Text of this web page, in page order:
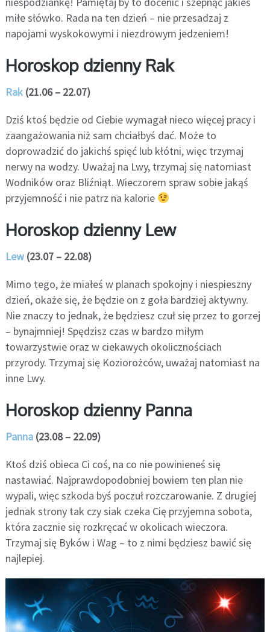
miłe słówko. Rada na ten dzień – nie przesadzaj z
napojami wyskokowymi i niezdrowym jedzeniem!
Horoskop dzienny Rak
Rak(21.06 – 22.07)
Dziś ktoś będzie od Ciebie wymagał nieco więcej pracy i
zaangażowania niż sam chciałbyś dać. Może to
doprowadzić do jakichś spięć lub kłótni, więc trzymaj
nerwy na wodzy. Uważaj na Lwy, trzymaj się natomiast
Wodników oraz Bliźniąt. Wieczorem spraw sobie jakąś
przyjemność i nie patrz na kalorie
Horoskop dzienny Lew
Lew(23.07 – 22.08)
Mimo tego, że miałeś w planach spokojny i niespieszny
dzień, okaże się, że będzie on z goła bardziej aktywny.
Nie znaczy to jednak, że będziesz czuł się przez to gorzej
– bynajmniej! Spędzisz czas w bardzo miłym
towarzystwie oraz w ciekawych okolicznościach
przyrody. Trzymaj się Koziorożców, uważaj natomiast na
inne Lwy.
Horoskop dzienny Panna
Panna(23.08 – 22.09)
Ktoś dziś obieca Ci coś, na co nie powinieneś się
nastawiać. Najprawdopodobniej bowiem ten plan nie
wypali, więc szkoda byś poczuł rozczarowanie. Z drugiej
jednak strony tak czy siak czeka Cię przyjemna sobota,
która zacznie się rozkręcać w okolicach wieczora.
Trzymaj się Byków i Wag – to z nimi będziesz bawić się
najlepiej.